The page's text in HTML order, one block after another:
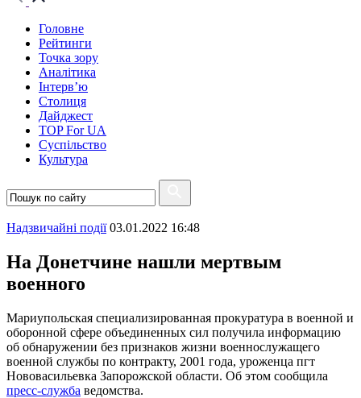
Головне
Рейтинги
Точка зору
Аналітика
Інтерв’ю
Столиця
Дайджест
TOP For UA
Суспiльство
Культура
Надзвичайні події 03.01.2022 16:48
На Донетчине нашли мертвым
военного
Мариупольская специализированная прокуратура в военной и
оборонной сфере объединенных сил получила информацию
об обнаружении без признаков жизни военнослужащего
военной службы по контракту, 2001 года, уроженца пгт
Нововасильевка Запорожской области. Об этом сообщила
пресс-служба ведомства.